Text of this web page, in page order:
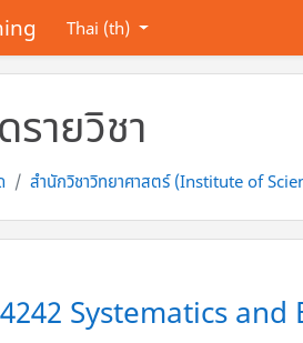
Thai ‎(th)‎
รายวิชา
สำนักวิชาวิทยาศาสตร์ (Institute of
Systematics